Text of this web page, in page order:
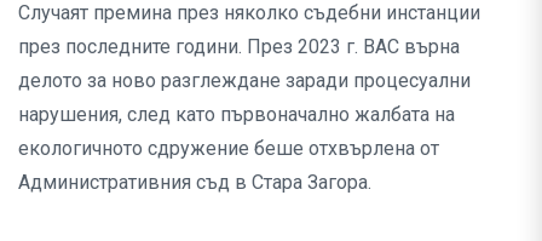
Случаят премина през няколко съдебни инстанции
през последните години. През 2023 г. ВАС върна
делото за ново разглеждане заради процесуални
нарушения, след като първоначално жалбата на
екологичното сдружение беше отхвърлена от
Административния съд в Стара Загора.